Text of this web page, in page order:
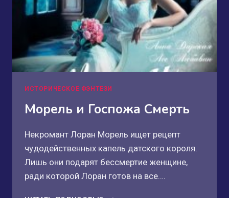
ИСТОРИЧЕСКОЕ ФЭНТЕЗИ
Морель и Госпожа Смерть
Некромант Лоран Морель ищет рецепт
чудодейственных капель датского короля.
Лишь они подарят бессмертие женщине,
ради которой Лоран готов на все….